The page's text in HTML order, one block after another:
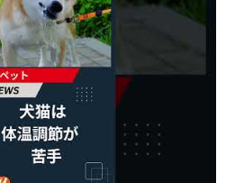
手、しかも夏バテは胃腸に
対処法とは？ #犬 #猫 #ペ
犬 #熱中症 #日刊ゲンダイ